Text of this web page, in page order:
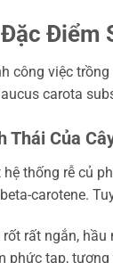
Điểm
công việc
carota
Thái Của
hệ thống rễ củ
carotene.
rốt rất ngắn,
phức tạp,